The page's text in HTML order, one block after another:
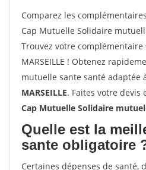
Comparez les
Cap Mutuelle Solidaire
Trouvez votre
MARSEILLE ! Obtenez
mutuelle sante santé adaptée
MARSEILLE. Faites votre devis
Cap Mutuelle Solidaire
Quelle est la
sante obligatoire
Certaines dépenses de santé,